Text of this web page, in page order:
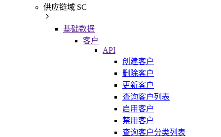
供应链域 SC
基础数据
客户
API
创建客户
删除客户
更新客户
查询客户列表
启用客户
禁用客户
查询客户分类列表